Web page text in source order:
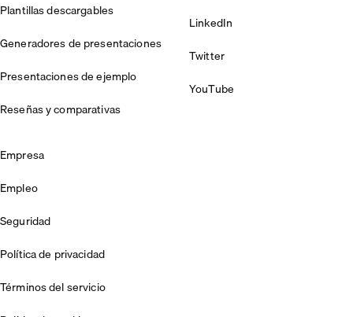
Plantillas descargables
Generadores de presentaciones
Presentaciones de ejemplo
Reseñas y comparativas
LinkedIn
Twitter
YouTube
Empresa
Empleo
Seguridad
Política de privacidad
Términos del servicio